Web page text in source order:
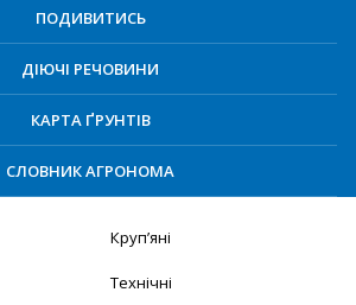
ПОДИВИТИСЬ
ДІЮЧІ РЕЧОВИНИ
КАРТА ҐРУНТІВ
СЛОВНИК АГРОНОМА
Круп’яні
Технічні